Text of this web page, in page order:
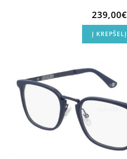
239,00€
Į KREPŠELĮ